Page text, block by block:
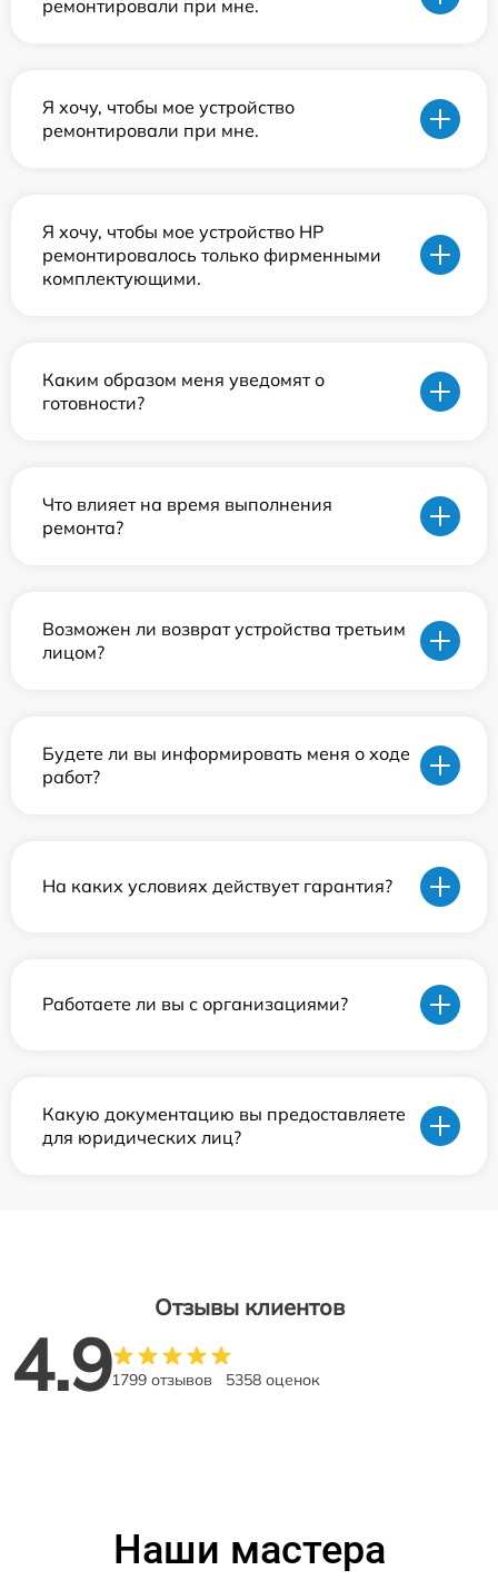
ремонтировали при мне.
Я хочу, чтобы мое устройство
ремонтировали при мне.
Я хочу, чтобы мое устройство HP
ремонтировалось только фирменными
комплектующими.
Каким образом меня уведомят о
готовности?
Что влияет на время выполнения
ремонта?
Возможен ли возврат устройства третьим
лицом?
Будете ли вы информировать меня о ходе
работ?
На каких условиях действует гарантия?
Работаете ли вы с организациями?
Какую документацию вы предоставляете
для юридических лиц?
Отзывы клиентов
4.91799 отзывов 5358 оценок
Наши мастера